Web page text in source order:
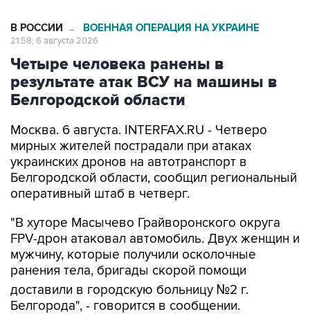
В РОССИИ → ВОЕННАЯ ОПЕРАЦИЯ НА УКРАИНЕ
21:58, 6 августа 2026
Четыре человека ранены в
результате атак ВСУ на машины в
Белгородской области
Москва. 6 августа. INTERFAX.RU - Четверо
мирных жителей пострадали при атаках
украинских дронов на автотранспорт в
Белгородской области, сообщил региональный
оперативный штаб в четверг.
"В хуторе Масычево Грайворонского округа
FPV-дрон атаковал автомобиль. Двух женщин и
мужчину, которые получили осколочные
ранения тела, бригады скорой помощи
доставили в городскую больницу №2 г.
Белгорода", - говорится в сообщении.